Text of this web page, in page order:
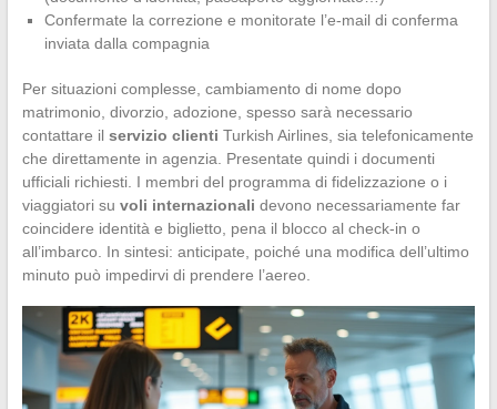
Confermate la correzione e monitorate l’e-mail di conferma
inviata dalla compagnia
Per situazioni complesse, cambiamento di nome dopo
matrimonio, divorzio, adozione, spesso sarà necessario
contattare il servizio clienti Turkish Airlines, sia telefonicamente
che direttamente in agenzia. Presentate quindi i documenti
ufficiali richiesti. I membri del programma di fidelizzazione o i
viaggiatori su voli internazionali devono necessariamente far
coincidere identità e biglietto, pena il blocco al check-in o
all’imbarco. In sintesi: anticipate, poiché una modifica dell’ultimo
minuto può impedirvi di prendere l’aereo.